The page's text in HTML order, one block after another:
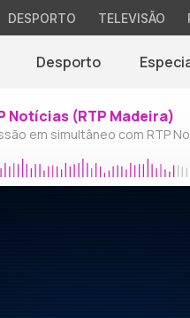
DESPORTO TELEVISÃO
Desporto
Notícias (RTP Madeira)
em simultâneo com RTP